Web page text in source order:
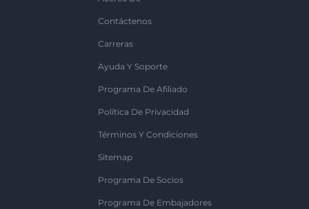
Contáctenos
Carreras
Ayuda Y Soporte
Programa De Afiliado
Política De Privacidad
Términos Y Condiciones
Sitemap
Programa De Socios
Programa De Embajadores